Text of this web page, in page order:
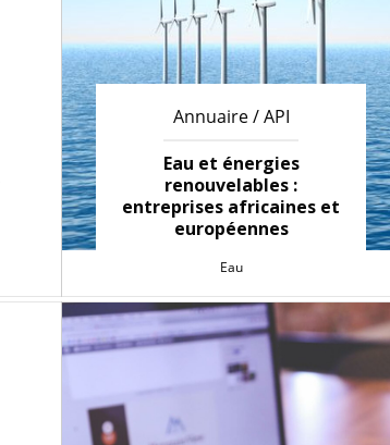
Annuaire / API
Eau et énergies
renouvelables :
entreprises africaines et
européennes
Eau